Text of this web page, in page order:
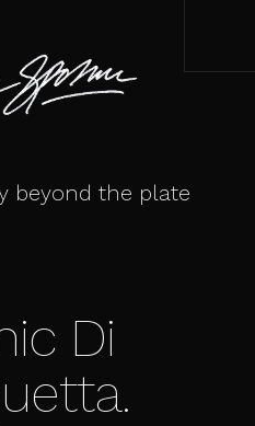
beyond the plate
Di